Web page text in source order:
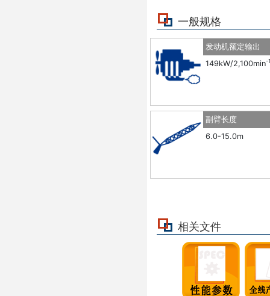
一般规格
发动机额定输出
149kW/2,100min-1
副臂长度
6.0-15.0m
相关文件